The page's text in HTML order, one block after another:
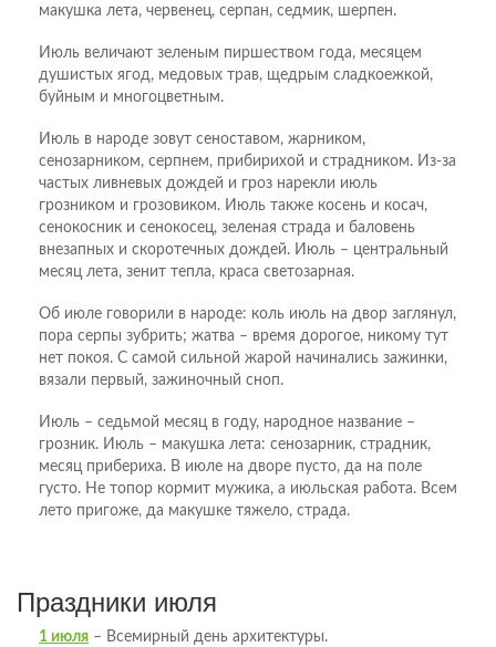
макушка лета, червенец, серпан, седмик, шерпен.
Июль величают зеленым пиршеством года, месяцем
душистых ягод, медовых трав, щедрым сладкоежкой,
буйным и многоцветным.
Июль в народе зовут сеноставом, жарником,
сенозарником, серпнем, прибирихой и страдником. Из-за
частых ливневых дождей и гроз нарекли июль
грозником и грозовиком. Июль также косень и косач,
сенокосник и сенокосец, зеленая страда и баловень
внезапных и скоротечных дождей. Июль – центральный
месяц лета, зенит тепла, краса светозарная.
Об июле говорили в народе: коль июль на двор заглянул,
пора серпы зубрить; жатва – время дорогое, никому тут
нет покоя. С самой сильной жарой начинались зажинки,
вязали первый, зажиночный сноп.
Июль – седьмой месяц в году, народное название –
грозник. Июль – макушка лета: сенозарник, страдник,
месяц прибериха. В июле на дворе пусто, да на поле
густо. Не топор кормит мужика, а июльская работа. Всем
лето пригоже, да макушке тяжело, страда.
Праздники июля
1 июля – Всемирный день архитектуры.